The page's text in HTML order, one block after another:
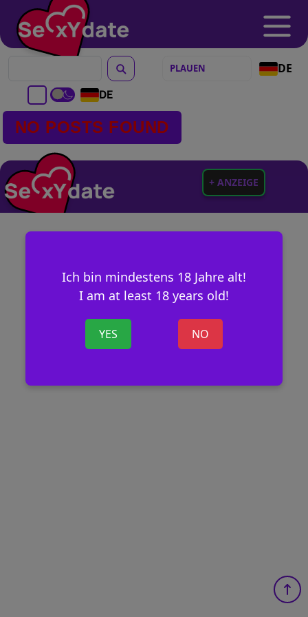
DE
DE
Ich bin mindestens 18 Jahre alt!
I am at least 18 years old!
YES NO
NO POSTS FOUND
+ ANZEIGE